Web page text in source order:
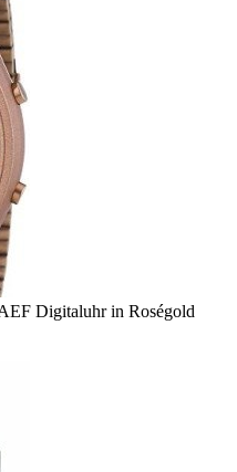
Digitaluhr in Roségold